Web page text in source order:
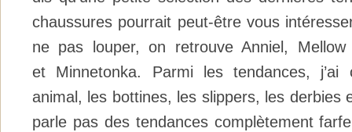
chaussures pourrait peut-être vous
ne pas louper, on retrouve Anniel, Mellow
et Minnetonka. Parmi les tendances, j’ai
animal, les bottines, les slippers, les derbies
parle pas des tendances complètement